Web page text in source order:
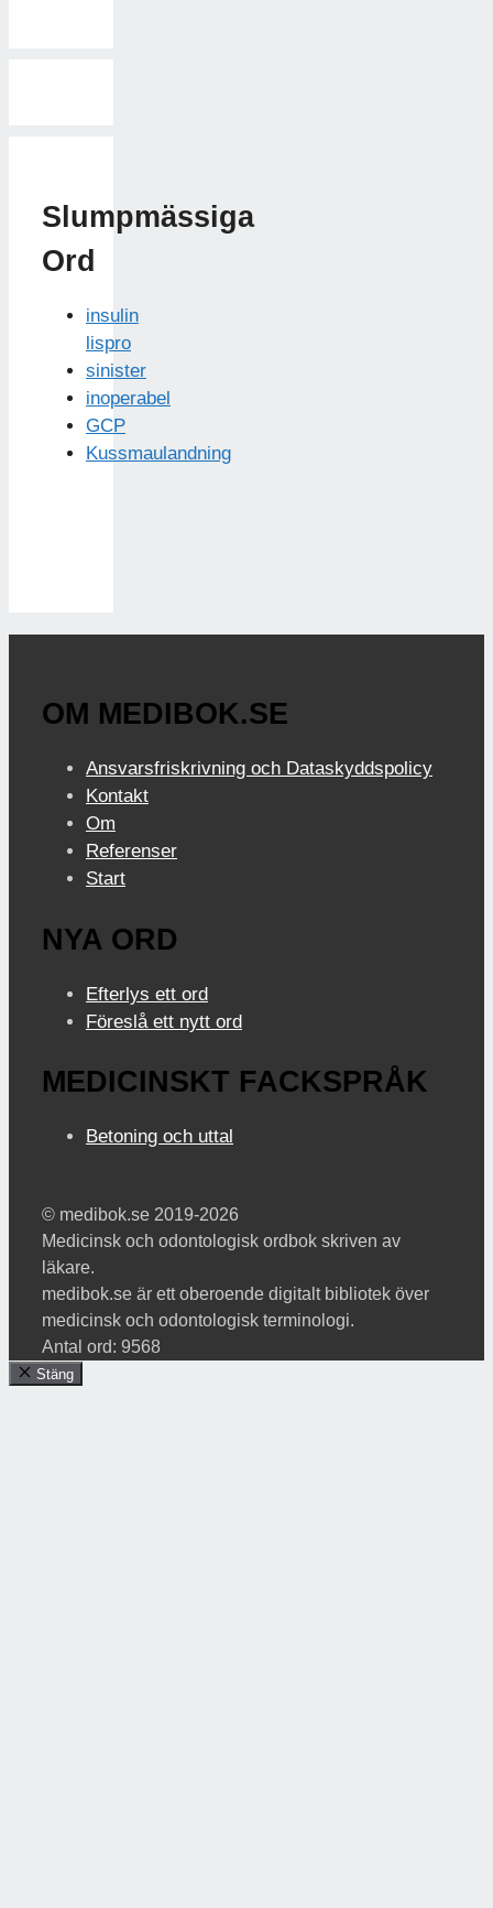
Slumpmässiga
Ord
insulin
lispro
sinister
inoperabel
GCP
Kussmaulandning
OM MEDIBOK.SE
Ansvarsfriskrivning och Dataskyddspolicy
Kontakt
Om
Referenser
Start
NYA ORD
Efterlys ett ord
Föreslå ett nytt ord
MEDICINSKT FACKSPRÅK
Betoning och uttal
© medibok.se 2019-2026
Medicinsk och odontologisk ordbok skriven av
läkare.
medibok.se är ett oberoende digitalt bibliotek över
medicinsk och odontologisk terminologi.
Antal ord: 9568
Stäng